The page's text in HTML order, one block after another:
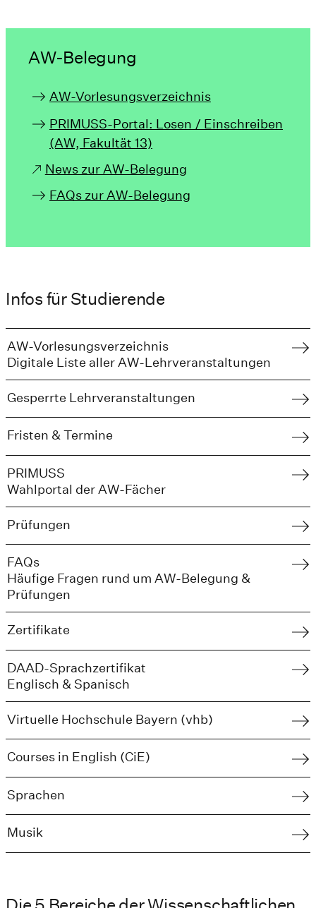
AW-Belegung
AW-Vorlesungsverzeichnis
PRIMUSS-Portal: Losen / Einschreiben
(AW, Fakultät 13)
News zur AW-Belegung
FAQs zur AW-Belegung
Infos für Studierende
AW-Vorlesungsverzeichnis
Digitale Liste aller AW-Lehrveranstaltungen
Gesperrte Lehrveranstaltungen
Fristen & Termine
PRIMUSS
Wahlportal der AW-Fächer
Prüfungen
FAQs
Häufige Fragen rund um AW-Belegung &
Prüfungen
Zertifikate
DAAD-Sprachzertifikat
Englisch & Spanisch
Virtuelle Hochschule Bayern (vhb)
Courses in English (CiE)
Sprachen
Musik